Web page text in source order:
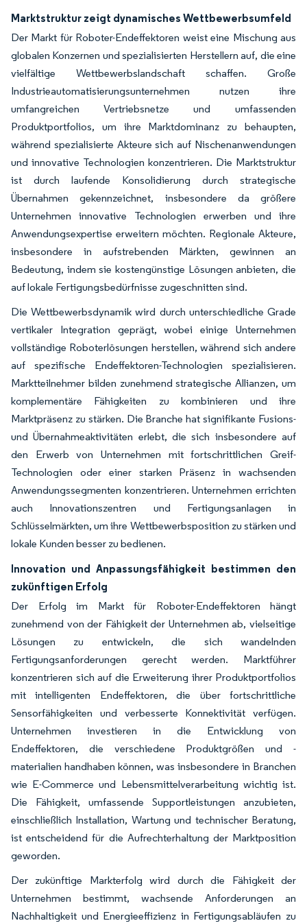
Marktstruktur zeigt dynamisches Wettbewerbsumfeld
Der Markt für Roboter-Endeffektoren weist eine Mischung aus
globalen Konzernen und spezialisierten Herstellern auf, die eine
vielfältige Wettbewerbslandschaft schaffen. Große
Industrieautomatisierungsunternehmen nutzen ihre
umfangreichen Vertriebsnetze und umfassenden
Produktportfolios, um ihre Marktdominanz zu behaupten,
während spezialisierte Akteure sich auf Nischenanwendungen
und innovative Technologien konzentrieren. Die Marktstruktur
ist durch laufende Konsolidierung durch strategische
Übernahmen gekennzeichnet, insbesondere da größere
Unternehmen innovative Technologien erwerben und ihre
Anwendungsexpertise erweitern möchten. Regionale Akteure,
insbesondere in aufstrebenden Märkten, gewinnen an
Bedeutung, indem sie kostengünstige Lösungen anbieten, die
auf lokale Fertigungsbedürfnisse zugeschnitten sind.
Die Wettbewerbsdynamik wird durch unterschiedliche Grade
vertikaler Integration geprägt, wobei einige Unternehmen
vollständige Roboterlösungen herstellen, während sich andere
auf spezifische Endeffektoren-Technologien spezialisieren.
Marktteilnehmer bilden zunehmend strategische Allianzen, um
komplementäre Fähigkeiten zu kombinieren und ihre
Marktpräsenz zu stärken. Die Branche hat signifikante Fusions-
und Übernahmeaktivitäten erlebt, die sich insbesondere auf
den Erwerb von Unternehmen mit fortschrittlichen Greif-
Technologien oder einer starken Präsenz in wachsenden
Anwendungssegmenten konzentrieren. Unternehmen errichten
auch Innovationszentren und Fertigungsanlagen in
Schlüsselmärkten, um ihre Wettbewerbsposition zu stärken und
lokale Kunden besser zu bedienen.
Innovation und Anpassungsfähigkeit bestimmen den
zukünftigen Erfolg
Der Erfolg im Markt für Roboter-Endeffektoren hängt
zunehmend von der Fähigkeit der Unternehmen ab, vielseitige
Lösungen zu entwickeln, die sich wandelnden
Fertigungsanforderungen gerecht werden. Marktführer
konzentrieren sich auf die Erweiterung ihrer Produktportfolios
mit intelligenten Endeffektoren, die über fortschrittliche
Sensorfähigkeiten und verbesserte Konnektivität verfügen.
Unternehmen investieren in die Entwicklung von
Endeffektoren, die verschiedene Produktgrößen und -
materialien handhaben können, was insbesondere in Branchen
wie E-Commerce und Lebensmittelverarbeitung wichtig ist.
Die Fähigkeit, umfassende Supportleistungen anzubieten,
einschließlich Installation, Wartung und technischer Beratung,
ist entscheidend für die Aufrechterhaltung der Marktposition
geworden.
Der zukünftige Markterfolg wird durch die Fähigkeit der
Unternehmen bestimmt, wachsende Anforderungen an
Nachhaltigkeit und Energieeffizienz in Fertigungsabläufen zu